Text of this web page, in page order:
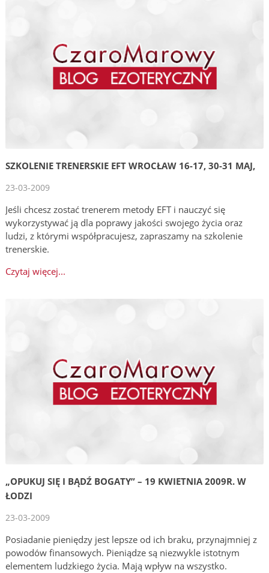
SZKOLENIE TRENERSKIE EFT WROCŁAW 16-17, 30-31 MAJ,
23-03-2009
Jeśli chcesz zostać trenerem metody EFT i nauczyć się
wykorzystywać ją dla poprawy jakości swojego życia oraz
ludzi, z którymi współpracujesz, zapraszamy na szkolenie
trenerskie.
Czytaj więcej...
„OPUKUJ SIĘ I BĄDŹ BOGATY” – 19 KWIETNIA 2009R. W
ŁODZI
23-03-2009
Posiadanie pieniędzy jest lepsze od ich braku, przynajmniej z
powodów finansowych. Pieniądze są niezwykle istotnym
elementem ludzkiego życia. Mają wpływ na wszystko.